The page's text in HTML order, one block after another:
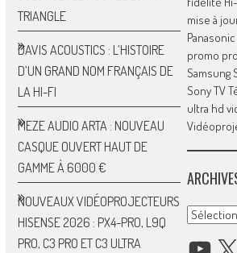
TRIANGLE
DAVIS ACOUSTICS : L’HISTOIRE
D’UN GRAND NOM FRANÇAIS DE
LA HI-FI
MEZE AUDIO ARTA : NOUVEAU
CASQUE OUVERT HAUT DE
GAMME À 6000 €
NOUVEAUX VIDÉOPROJECTEURS
HISENSE 2026 : PX4-PRO, L9Q
PRO, C3 PRO ET C3 ULTRA
mise à
Panasonic
promo
Samsung
SonyTV
ultra hd
Archives